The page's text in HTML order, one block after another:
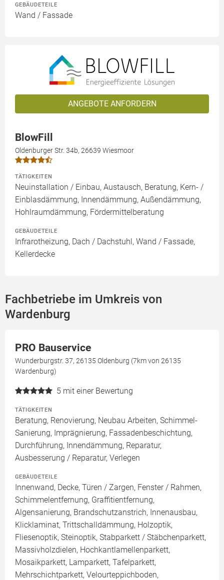
GEBÄUDETEILE
Wand / Fassade
ANGEBOTE ANFORDERN
BlowFill
Oldenburger Str. 34b, 26639 Wiesmoor
TÄTIGKEITEN
Neuinstallation / Einbau, Austausch, Beratung, Kern- /
Einblasdämmung, Innendämmung, Außendämmung,
Hohlraumdämmung, Fördermittelberatung
GEBÄUDETEILE
Infrarotheizung, Dach / Dachstuhl, Wand / Fassade,
Kellerdecke
Fachbetriebe im Umkreis von
Wardenburg
PRO Bauservice
Wunderburgstr. 37, 26135 Oldenburg (7km von 26135
Wardenburg)
5 mit einer Bewertung
TÄTIGKEITEN
Beratung, Renovierung, Neubau Arbeiten, Schimmel-
Sanierung, Imprägnierung, Fassadenbeschichtung,
Durchführung, Innendämmung, Reparatur,
Ausbesserung / Reparatur, Verlegen
GEBÄUDETEILE
Innenwand, Decke, Türen / Zargen, Fenster / Rahmen,
Schimmelentfernung, Graffitientfernung,
Algensanierung, Brandschutzanstrich, Innenausbau,
Klicklaminat, Trittschalldämmung, Holzoptik,
Fliesenoptik, Steinoptik, Stabparkett / Stäbchenparkett,
Massivholzdielen, Hochkantlamellenparkett,
Mosaikparkett, Lamparkett, Tafelparkett,
Mehrschichtparkett, Velourteppichboden,